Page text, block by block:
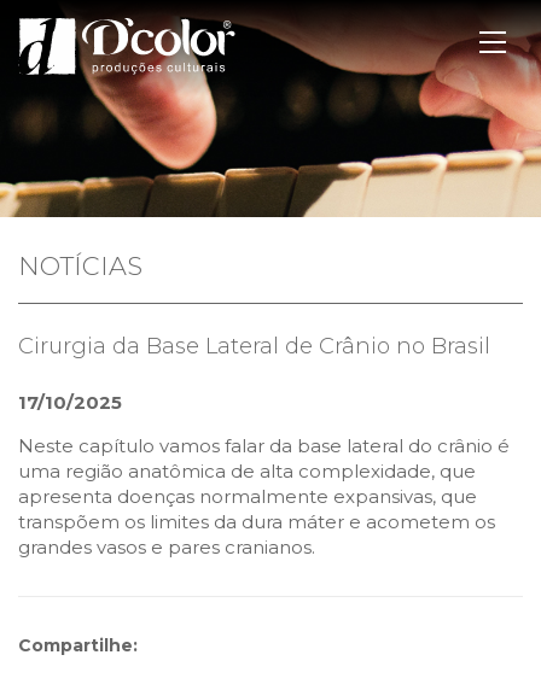
NOTÍCIAS
Cirurgia da Base Lateral de Crânio no Brasil
17/10/2025
Neste capítulo vamos falar da base lateral do crânio é
uma região anatômica de alta complexidade, que
apresenta doenças normalmente expansivas, que
transpõem os limites da dura máter e acometem os
grandes vasos e pares cranianos.
Compartilhe: